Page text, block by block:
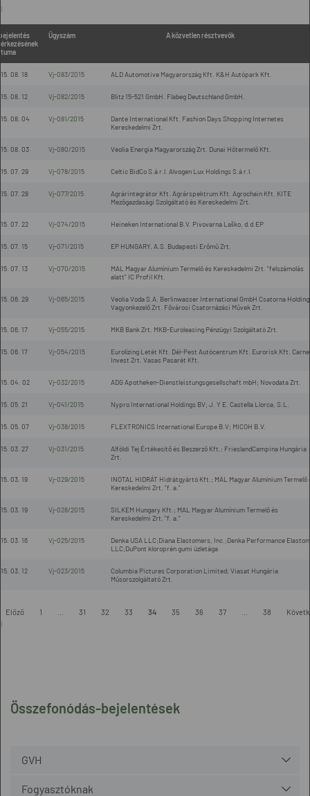
Összefonódás-bejelentések
GVH
Fogyasztóknak
Ügyszám A közvetlen résztvevők
08. 18 Vj-083/2015 ALD Automotive Magyarország Kft. K&H Autópark Kft.
08. 12 Vj-082/2015 Blitz 15-521 GmbH. Flabeg Deutschland GmbH.
08. 04 Vj-081/2015
Dante International Kft. Fashion Days Shopping Internetes
Kereskedelmi Zrt.
08. 03 Vj-080/2015 Veolia Energia Magyarország Zrt. Dunai Hőtermelő Kft.
07. 29 Vj-078/2015 Celtic BidCo S.á r.l. Alvogen Lux Holdings S.á r.l.
07. 28 Vj-077/2015
Agrárintegrátor Kft. Agrárspektrum Kft. Agrochain Kft. KITE
Mezőgazdasági Szolgáltató és Kereskedelmi Zrt.
07. 22 Vj-074/2015 Heineken International B.V. Pivovarna Laško, d.d.EP
07. 15 Vj-071/2015 EP HUNGARY, A.S. Budapesti Erőmű Zrt.
07. 13 Vj-070/2015
MAL Magyar Alumínium Termelő és Kereskedelmi Zrt. "felszámolás
alatt" IC Profil Kft.
06. 29 Vj-065/2015
Veolia Voda S.A. Berlinwasser International GmbH Csatorna Holding
Vagyonkezelő Zrt. Fővárosi Csatornázási Művek Zrt.
06. 17 Vj-055/2015 MKB Bank Zrt. MKB-Euroleasing Pénzügyi Szolgáltató Zrt.
06. 17 Vj-054/2015
Eurolízing Letét Kft. Dél-Pest Autócentrum Kft. Eurorisk Kft.
Invest Zrt. Vasas Pasarét Kft.
04. 02 Vj-032/2015 ADG Apotheken-Dienstleistungsgesellschaft mbH; Novodata Zrt.
05. 21 Vj-041/2015 Nypro International Holdings BV; J. Y E. Castella Llorca, S.L.
05. 07 Vj-038/2015 FLEXTRONICS International Europe B.V; MICOH B.V.
03. 27 Vj-031/2015
Alföldi Tej Értékesítő és Beszerző Kft.; FrieslandCampina Hungária
Zrt.
03. 19 Vj-029/2015
INOTAL HIDRÁT Hidrátgyártó Kft.; MAL Magyar Alumínium Termelő
Kereskedelmi Zrt. "f. a."
03. 19 Vj-028/2015
SILKEM Hungary Kft.; MAL Magyar Alumínium Termelő és
Kereskedelmi Zrt. "f. a."
03. 16 Vj-025/2015
Denka USA LLC;Diana Elastomers, Inc.;Denka Performance
LLC;DuPont kloroprén gumi üzletága
03. 12 Vj-023/2015
Columbia Pictures Corporation Limited; Viasat Hungária
Műsorszolgáltató Zrt.
Előző 1 31 32 33 34 35 36 37 38